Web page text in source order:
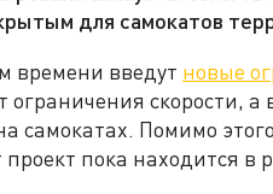
для самокатов
времени введут новые
ограничения скорости,
самокатах. Помимо
пока находится в